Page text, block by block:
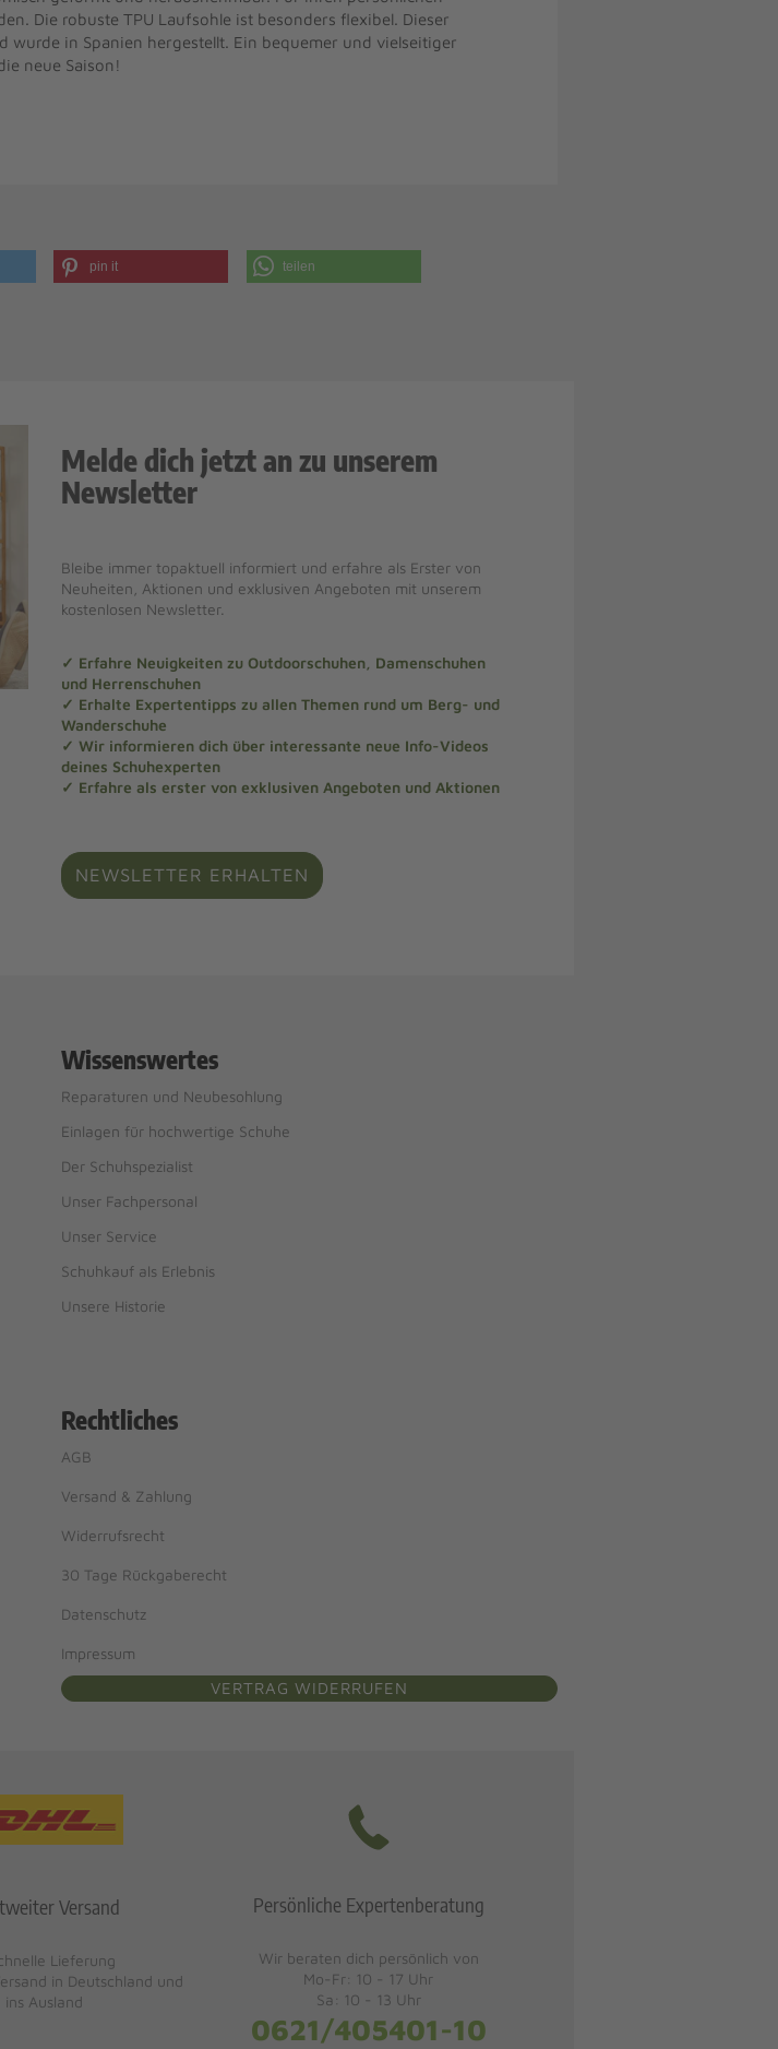
Die robuste TPU Laufsohle ist besonders flexibel. Dieser
wurde in Spanien hergestellt. Ein bequemer und vielseitiger
neue Saison!
pin it teilen
Melde dich jetzt an zu unserem
Newsletter
Bleibe immer topaktuell informiert und erfahre als Erster von
Neuheiten, Aktionen und exklusiven Angeboten mit unserem
kostenlosen Newsletter.
✓ Erfahre Neuigkeiten zu Outdoorschuhen, Damenschuhen
und Herrenschuhen
✓ Erhalte Expertentipps zu allen Themen rund um Berg- und
Wanderschuhe
✓ Wir informieren dich über interessante neue Info-Videos
deines Schuhexperten
✓ Erfahre als erster von exklusiven Angeboten und Aktionen
NEWSLETTER ERHALTEN
Wissenswertes
Reparaturen und Neubesohlung
Einlagen für hochwertige Schuhe
Der Schuhspezialist
Unser Fachpersonal
Unser Service
Schuhkauf als Erlebnis
Unsere Historie
Rechtliches
AGB
Versand & Zahlung
Widerrufsrecht
30 Tage Rückgaberecht
Datenschutz
Impressum
VERTRAG WIDERRUFEN
Versand
Lieferung
in Deutschland und
ins Ausland
Persönliche Expertenberatung
Wir beraten dich persönlich von
Mo-Fr: 10 - 17 Uhr
Sa: 10 - 13 Uhr
0621/405401-10